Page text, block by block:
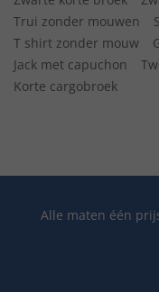
Trui zonder mouwen
T shirt zonder mouw
Jack met capuchon
Korte cargobroek
Alle maten één